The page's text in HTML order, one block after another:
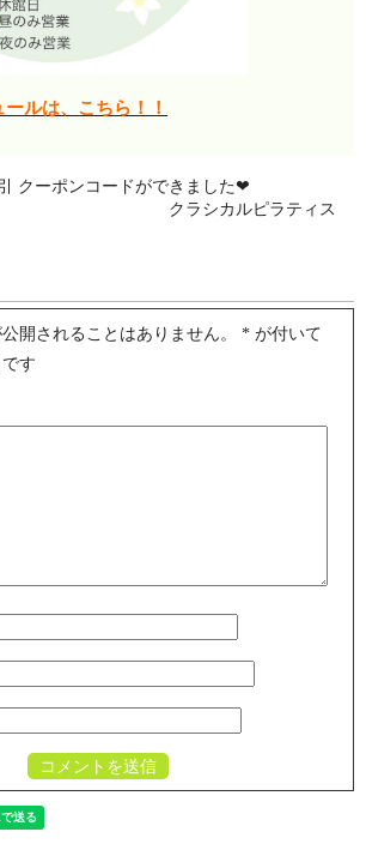
ルは、こちら！！
クーポンコードができました❤
クラシカルピラティス
開されることはありません。 * が付いて
す